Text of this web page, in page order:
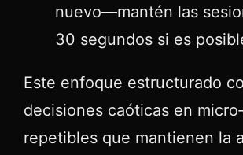
nuevo—mantén las
30 segundos si es
Este enfoque estructurado
decisiones caóticas en
repetibles que mantienen la